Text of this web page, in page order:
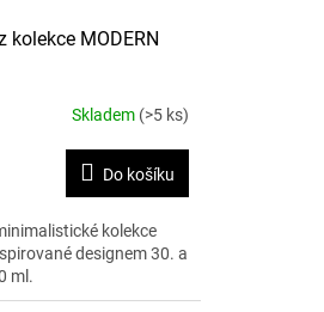
kolekce MODERN
Skladem (>5 ks)
Do košíku
kolekce
designem 30. a
ml.